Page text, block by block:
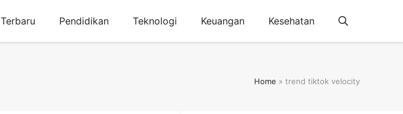
Pendidikan Teknologi Keuangan Kesehatan
Home » trend tiktok velocity